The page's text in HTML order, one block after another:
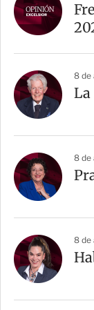
8 de
La
8 de
8 de